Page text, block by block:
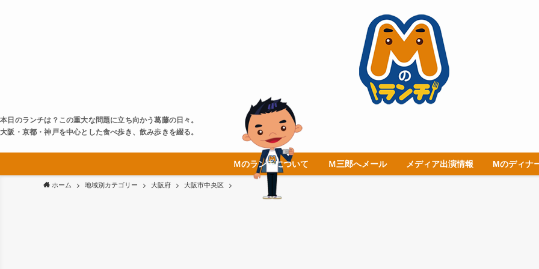
本日のランチは？この重大な問題に立ち向かう葛藤の日々。
大阪・京都・神戸を中心とした食べ歩き、飲み歩きを綴る。
Ｍのランチについて Ｍ三郎へメール メディア出演情報 Mのディナ
ホーム 地域別カテゴリー 大阪府 大阪市中央区